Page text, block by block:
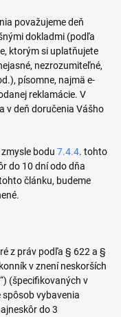
považujeme deň
dokladmi (podľa
ktorým si uplatňujete
nezrozumiteľné,
písomne, najmä e-
reklamácie. V
v deň doručenia Vášho
bodu 7.4.4. tohto
do 10 dní odo dňa
článku, budeme
z práv podľa § 622 a §
v znení neskorších
(špecifikovaných v
vybavenia
do 3